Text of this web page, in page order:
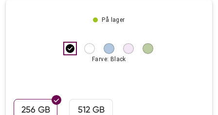
På lager
Farve: Black
256 GB 512 GB